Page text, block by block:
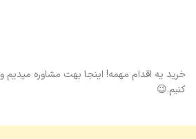
خرید یه اقدام مهمه! اینجا بهت مشاوره
کنیم.😉